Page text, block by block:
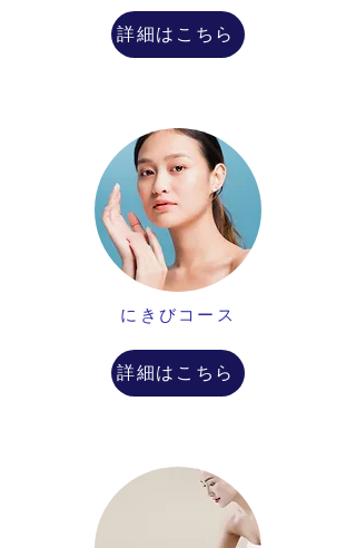
詳細はこちら
にきびコース
詳細はこちら